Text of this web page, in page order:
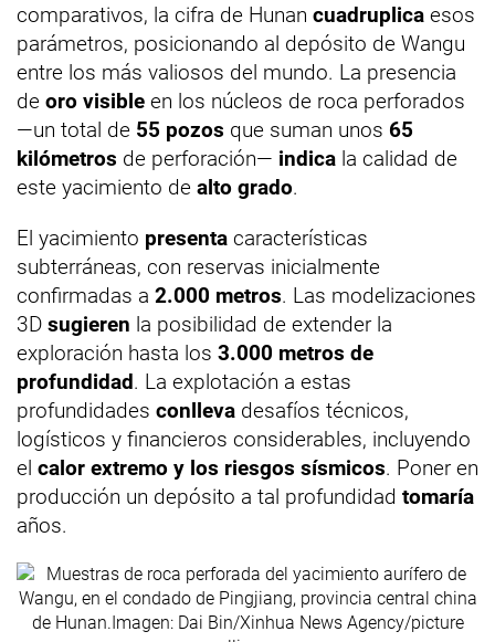
comparativos, la cifra de Hunan cuadruplica esos
parámetros, posicionando al depósito de Wangu
entre los más valiosos del mundo. La presencia
de oro visible en los núcleos de roca perforados
—un total de 55 pozos que suman unos 65
kilómetros de perforación— indica la calidad de
este yacimiento de alto grado.
El yacimiento presenta características
subterráneas, con reservas inicialmente
confirmadas a 2.000 metros. Las modelizaciones
3D sugieren la posibilidad de extender la
exploración hasta los 3.000 metros de
profundidad. La explotación a estas
profundidades conlleva desafíos técnicos,
logísticos y financieros considerables, incluyendo
el calor extremo y los riesgos sísmicos. Poner en
producción un depósito a tal profundidad tomaría
años.